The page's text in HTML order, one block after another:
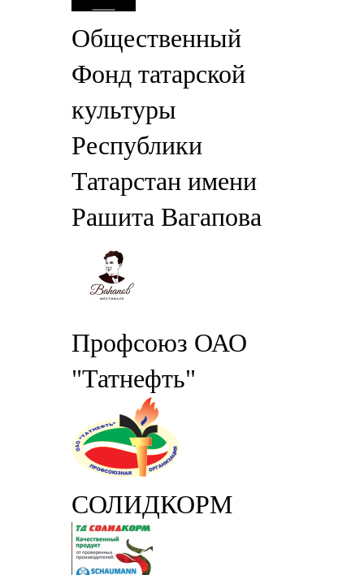
Общественный
Фонд татарской
культуры
Республики
Татарстан имени
Рашита Вагапова
Профсоюз ОАО
"Татнефть"
СОЛИДКОРМ